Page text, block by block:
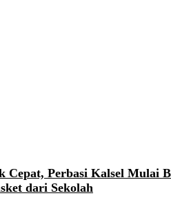
Cepat, Perbasi Kalsel Mulai
dari Sekolah